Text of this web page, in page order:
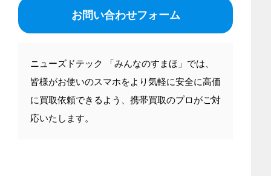
お問い合わせフォーム
ニューズドテック 「みんなのすまほ」では、
皆様がお使いのスマホをより気軽に安全に高価
に買取依頼できるよう、携帯買取のプロがご対
応いたします。